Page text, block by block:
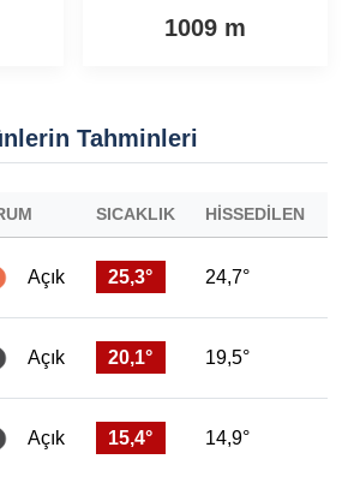
1009 m
Tahminleri
SICAKLIK HISSEDILEN
Açık 25,3° 24,7°
Açık 20,1° 19,5°
Açık 15,4° 14,9°